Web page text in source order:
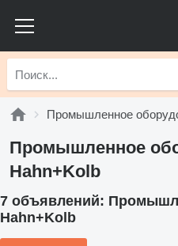
Промышленное
Промышленное
Hahn+Kolb
7 объявлений:
Hahn+Kolb